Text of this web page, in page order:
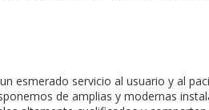
esmerado servicio al usuario y al
de amplias y modernas